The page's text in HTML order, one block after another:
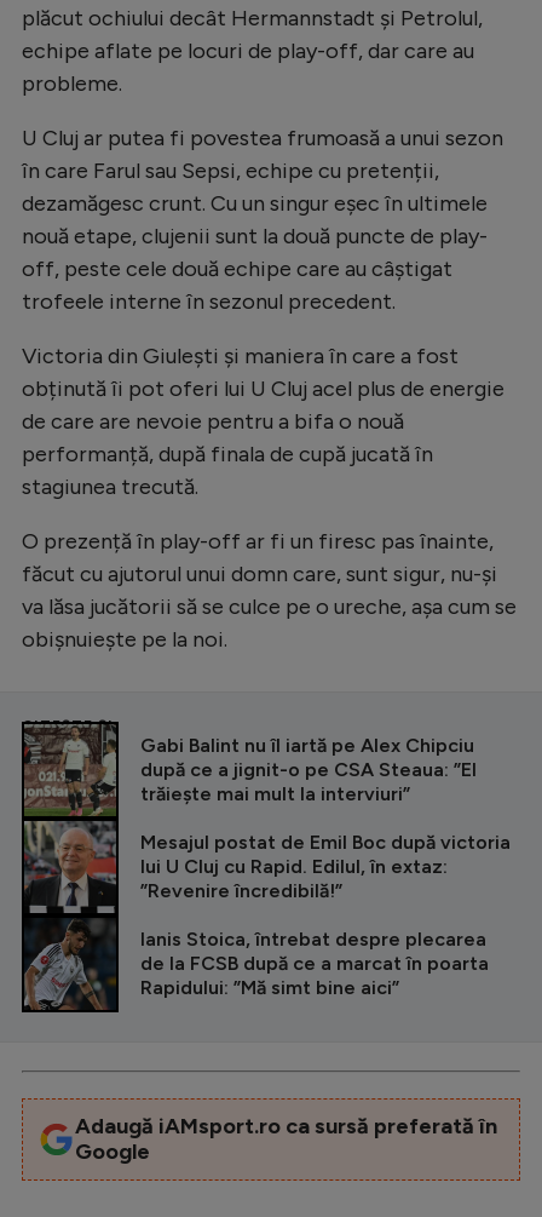
plăcut ochiului decât Hermannstadt și Petrolul,
echipe aflate pe locuri de play-off, dar care au
probleme.
U Cluj ar putea fi povestea frumoasă a unui sezon
în care Farul sau Sepsi, echipe cu pretenții,
dezamăgesc crunt. Cu un singur eșec în ultimele
nouă etape, clujenii sunt la două puncte de play-
off, peste cele două echipe care au câștigat
trofeele interne în sezonul precedent.
Victoria din Giulești și maniera în care a fost
obținută îi pot oferi lui U Cluj acel plus de energie
de care are nevoie pentru a bifa o nouă
performanță, după finala de cupă jucată în
stagiunea trecută.
O prezență în play-off ar fi un firesc pas înainte,
făcut cu ajutorul unui domn care, sunt sigur, nu-și
va lăsa jucătorii să se culce pe o ureche, așa cum se
obișnuiește pe la noi.
CITEȘTE ȘI
Gabi Balint nu îl iartă pe Alex Chipciu
după ce a jignit-o pe CSA Steaua: ”El
trăiește mai mult la interviuri”
Mesajul postat de Emil Boc după victoria
lui U Cluj cu Rapid. Edilul, în extaz:
”Revenire încredibilă!”
Ianis Stoica, întrebat despre plecarea
de la FCSB după ce a marcat în poarta
Rapidului: ”Mă simt bine aici”
Adaugă iAMsport.ro ca sursă preferată în
Google